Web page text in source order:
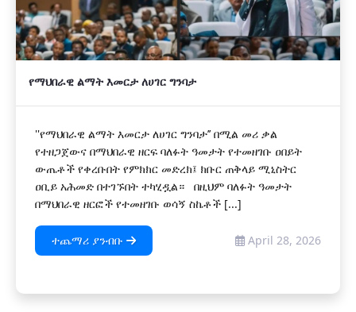
የማህበራዊ ልማት እመርታ ለሀገር ግንባታ
‎''የማህበራዊ ልማት እመርታ ለሀገር ግንባታ’’ በሚል መሪ ቃል
የተዘጋጀውና በማህበራዊ ዘርፍ ባለፉት ዓመታት የተመዘገቡ ዐበይት
ውጤቶች የቀረቡበት የምክክር መድረክ፤ ክቡር ጠቅላይ ሚኒስትር
ዐቢይ አሕመድ በተገኙበት ተካሂዷል። ‎ በዚህም ባለፉት ዓመታት
በማህበራዊ ዘርፎች የተመዘገቡ ወሳኝ ስኬቶች [...]
ተጨማሪ ያንብቡ April 28, 2026